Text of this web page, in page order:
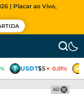
| Placar ao Vivo,
USDT$5▼ 0.01%
AD